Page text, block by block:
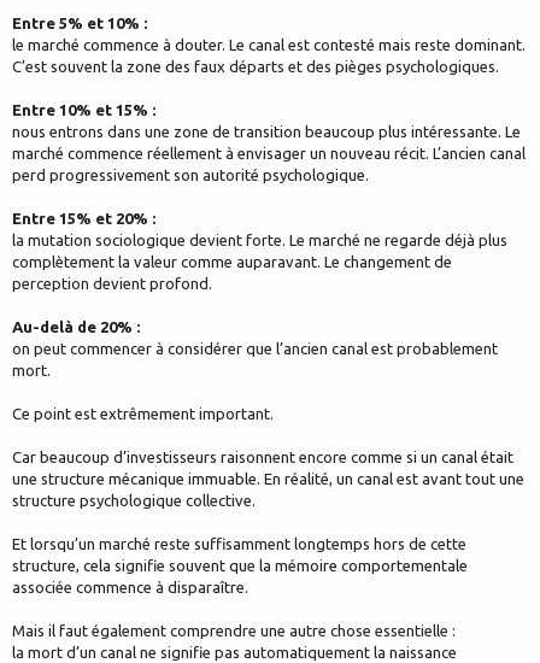
Entre 5% et 10% :
le marché commence à douter. Le canal est contesté mais reste dominant.
C’est souvent la zone des faux départs et des pièges psychologiques.
Entre 10% et 15% :
nous entrons dans une zone de transition beaucoup plus intéressante. Le
marché commence réellement à envisager un nouveau récit. L’ancien canal
perd progressivement son autorité psychologique.
Entre 15% et 20% :
la mutation sociologique devient forte. Le marché ne regarde déjà plus
complètement la valeur comme auparavant. Le changement de
perception devient profond.
Au-delà de 20% :
on peut commencer à considérer que l’ancien canal est probablement
mort.
Ce point est extrêmement important.
Car beaucoup d’investisseurs raisonnent encore comme si un canal était
une structure mécanique immuable. En réalité, un canal est avant tout une
structure psychologique collective.
Et lorsqu’un marché reste suffisamment longtemps hors de cette
structure, cela signifie souvent que la mémoire comportementale
associée commence à disparaître.
Mais il faut également comprendre une autre chose essentielle :
la mort d’un canal ne signifie pas automatiquement la naissance